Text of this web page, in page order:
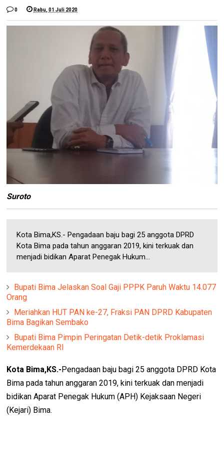
0 Rabu, 01 Juli 2020
Suroto
Kota Bima,KS.- Pengadaan baju bagi 25 anggota DPRD
Kota Bima pada tahun anggaran 2019, kini terkuak dan
menjadi bidikan Aparat Penegak Hukum...
Bupati Bima Jelaskan Soal Gaji PPPK Paruh Waktu 14.077
Orang
Meriahkan HUT PAN ke-27, Fraksi PAN DPRD Kabupaten
Bima Bagikan Sembako
Bupati Bima Pimpin Peringatan Detik-detik Proklamasi
Kemerdekaan RI
Kota Bima,KS.-Pengadaan baju bagi 25 anggota DPRD Kota
Bima pada tahun anggaran 2019, kini terkuak dan menjadi
bidikan Aparat Penegak Hukum (APH) Kejaksaan Negeri
(Kejari) Bima.